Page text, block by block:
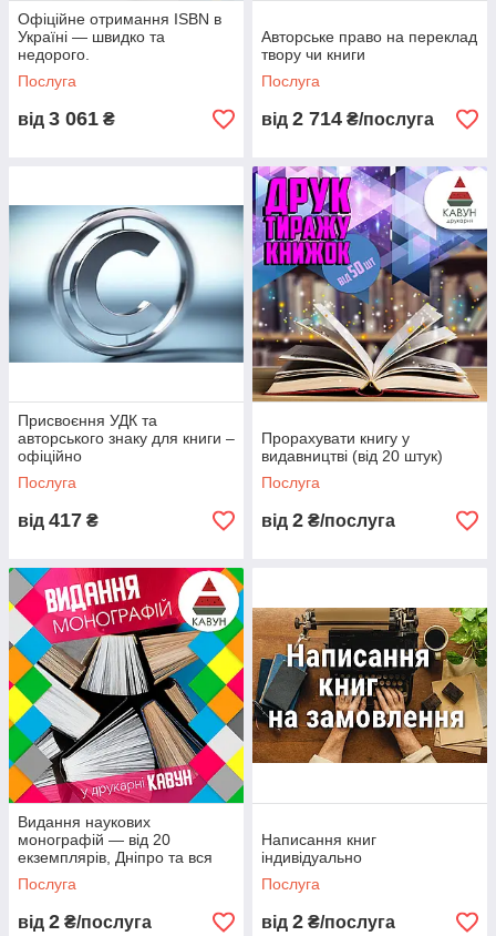
Офіційне отримання ISBN в
Україні — швидко та
недорого.
Послуга
від 3 061 ₴
Авторське право на переклад
твору чи книги
Послуга
від 2 714 ₴/послуга
Присвоєння УДК та
авторського знаку для книги –
офіційно
Послуга
від 417 ₴
Прорахувати книгу у
видавництві (від 20 штук)
Послуга
від 2 ₴/послуга
Видання наукових
монографій — від 20
екземплярів, Дніпро та вся
Україна
Послуга
від 2 ₴/послуга
Написання книг
індивідуально
Послуга
від 2 ₴/послуга